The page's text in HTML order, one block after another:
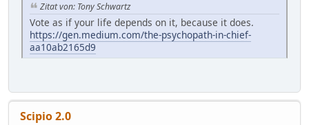
Zitat von: Tony Schwartz
Vote as if your life depends on it, because it does.
https://gen.medium.com/the-psychopath-in-chief-
aa10ab2165d9
Scipio 2.0